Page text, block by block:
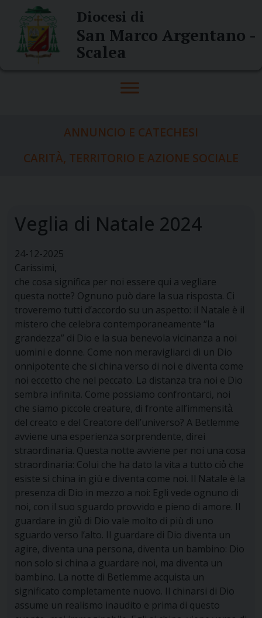
content
Diocesi di
San Marco Argentano -
Scalea
ANNUNCIO E CATECHESI
CARITÀ, TERRITORIO E AZIONE SOCIALE
Veglia di Natale 2024
24-12-2025
Carissimi,
che cosa significa per noi essere qui a vegliare
questa notte? Ognuno può dare la sua risposta. Ci
troveremo tutti d’accordo su un aspetto: il Natale è il
mistero che celebra contemporaneamente “la
grandezza” di Dio e la sua benevola vicinanza a noi
uomini e donne. Come non meravigliarci di un Dio
onnipotente che si china verso di noi e diventa come
noi eccetto che nel peccato. La distanza tra noi e Dio
sembra infinita. Come possiamo confrontarci, noi
che siamo piccole creature, di fronte all’immensità̀
del creato e del Creatore dell’universo? A Betlemme
avviene una esperienza sorprendente, direi
straordinaria. Questa notte avviene per noi una cosa
straordinaria: Colui che ha dato la vita a tutto ciò̀ che
esiste si china in giù e diventa come noi. Il Natale è la
presenza di Dio in mezzo a noi: Egli vede ognuno di
noi, con il suo sguardo provvido e pieno di amore. Il
guardare in giù̀ di Dio vale molto di più di uno
sguardo verso l’alto. Il guardare di Dio diventa un
agire, diventa una persona, diventa un bambino: Dio
non solo si china a guardare noi, ma diventa un
bambino. La notte di Betlemme acquista un
significato completamente nuovo. Il chinarsi di Dio
assume un realismo inaudito e prima di questo